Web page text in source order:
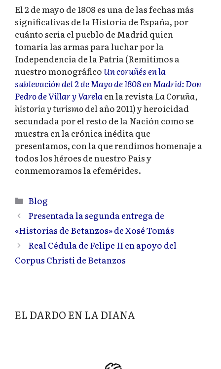
El 2 de mayo de 1808 es una de las fechas más
significativas de la Historia de España, por
cuánto sería el pueblo de Madrid quien
tomaría las armas para luchar por la
Independencia de la Patria (Remitimos a
nuestro monográfico Un coruñés en la
sublevación del 2 de Mayo de 1808 en Madrid: Don
Pedro de Villar y Varelaen la revistaLa Coruña,
historia y turismodel año 2011) y heroicidad
secundada por el resto de la Nación como se
muestra en la crónica inédita que
presentamos, con la que rendimos homenaje a
todos los héroes de nuestro País y
conmemoramos la efemérides.
Categorías
Blog
Presentada la segunda entrega de
«Historias de Betanzos» de Xosé Tomás
Real Cédula de Felipe II en apoyo del
Corpus Christi de Betanzos
EL DARDO EN LA DIANA